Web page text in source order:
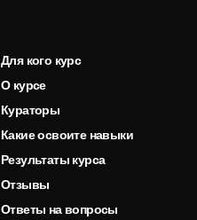
Для кого курс
О курсе
Кураторы
Какие освоите навыки
Результаты курса
Отзывы
Ответы на вопросы